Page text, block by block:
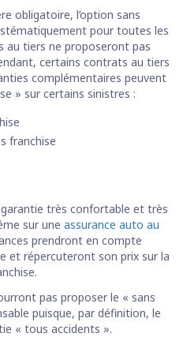
obligatoire, l’option sans
pour toutes les
au tiers ne proposeront pas
certains contrats au tiers
complémentaires peuvent
» sur certains sinistres :
franchise
garantie très confortable et très
sur une assurance auto au
prendront en compte
et répercuteront son prix sur la
pas proposer le « sans
puisque, par définition, le
« tous accidents ».